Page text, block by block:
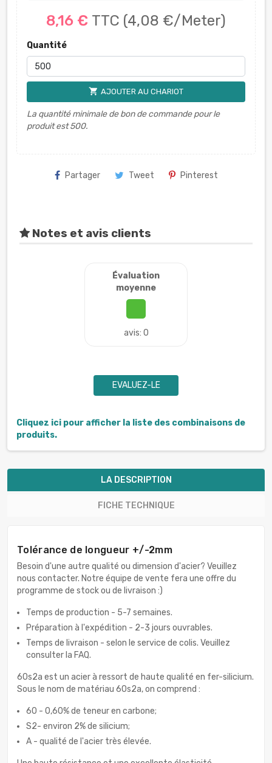
8,16 € TTC (4,08 €/Meter)
Quantité
shopping_cart AJOUTER AU CHARIOT
La quantité minimale de bon de commande pour le
produit est 500.
Partager Tweet Pinterest
Notes et avis clients
Évaluation
moyenne
avis: 0
EVALUEZ-LE
Cliquez ici pour afficher la liste des combinaisons de
produits.
LA DESCRIPTION
FICHE TECHNIQUE
Tolérance de longueur +/-2mm
Besoin d'une autre qualité ou dimension d'acier? Veuillez
nous contacter. Notre équipe de vente fera une offre du
programme de stock ou de livraison :)
Temps de production - 5-7 semaines.
Préparation à l'expédition - 2-3 jours ouvrables.
Temps de livraison - selon le service de colis. Veuillez
consulter la FAQ.
60s2a est un acier à ressort de haute qualité en fer-silicium.
Sous le nom de matériau 60s2a, on comprend :
60 - 0,60% de teneur en carbone;
S2- environ 2% de silicium;
A - qualité de l'acier très élevée.